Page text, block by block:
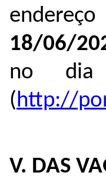
endereço
18/06/
no
(http://
V. DAS